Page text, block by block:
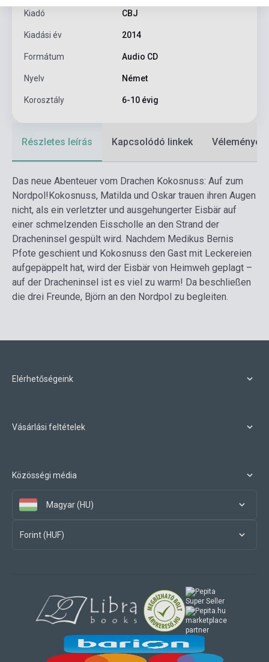
Kiadó CBJ
Kiadási év 2014
Formátum Audio CD
Nyelv Német
Korosztály 6-10 évig
Részletes leírás Kapcsolódó linkek Vélemények
Das neue Abenteuer vom Drachen Kokosnuss: Auf zum
Nordpol!Kokosnuss, Matilda und Oskar trauen ihren Augen
nicht, als ein verletzter und ausgehungerter Eisbär auf
einer schmelzenden Eisscholle an den Strand der
Dracheninsel gespült wird. Nachdem Medikus Bernis
Pfote geschient und Kokosnuss den Gast mit Leckereien
aufgepäppelt hat, wird der Eisbär von Heimweh geplagt –
auf der Dracheninsel ist es viel zu warm! Da beschließen
die drei Freunde, Björn an den Nordpol zu begleiten.
Elérhetőségeink
Vásárlási feltételek
Közösségi média
Magyar (HU)
Forint (HUF)
marketplace
partner